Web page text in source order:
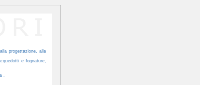
progettazione, alla
e fognature,
.